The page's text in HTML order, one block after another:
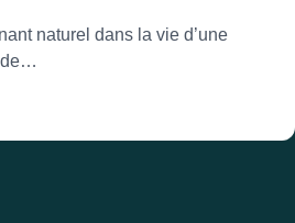
naturel dans la vie d’une
de…